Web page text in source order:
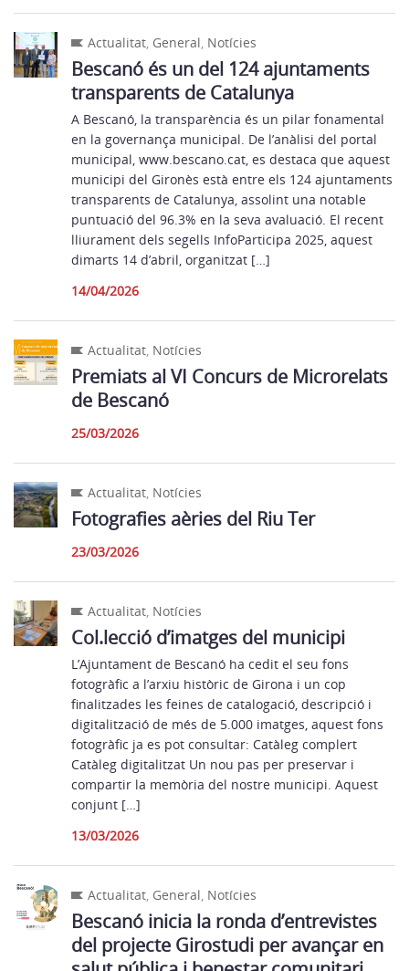
Actualitat, General, Notícies
Bescanó és un del 124 ajuntaments
transparents de Catalunya
A Bescanó, la transparència és un pilar fonamental
en la governança municipal. De l’anàlisi del portal
municipal, www.bescano.cat, es destaca que aquest
municipi del Gironès està entre els 124 ajuntaments
transparents de Catalunya, assolint una notable
puntuació del 96.3% en la seva avaluació. El recent
lliurament dels segells InfoParticipa 2025, aquest
dimarts 14 d’abril, organitzat […]
14/04/2026
Actualitat, Notícies
Premiats al VI Concurs de Microrelats
de Bescanó
25/03/2026
Actualitat, Notícies
Fotografies aèries del Riu Ter
23/03/2026
Actualitat, Notícies
Col.lecció d’imatges del municipi
L’Ajuntament de Bescanó ha cedit el seu fons
fotogràfic a l’arxiu històric de Girona i un cop
finalitzades les feines de catalogació, descripció i
digitalització de més de 5.000 imatges, aquest fons
fotogràfic ja es pot consultar: Catàleg complert
Catàleg digitalitzat Un nou pas per preservar i
compartir la memòria del nostre municipi. Aquest
conjunt […]
13/03/2026
Actualitat, General, Notícies
Bescanó inicia la ronda d’entrevistes
del projecte Girostudi per avançar en